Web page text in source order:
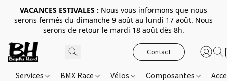
VACANCES ESTIVALES : Nous vous informons que nous
serons fermés du dimanche 9 août au lundi 17 août. Nous
serons de retour le mardi 18 août dès 8h.
Contact
Services BMX Race Vélos Composantes